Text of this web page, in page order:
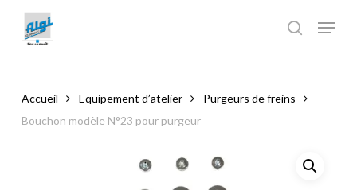
main
Accueil Equipement d’atelier
Purgeurs de freins
Bouchon modèle N°23 pour purgeur